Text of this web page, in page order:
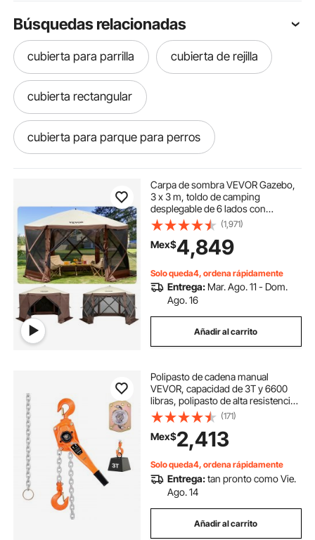
Búsquedas relacionadas
cubierta para parrilla cubierta de rejilla
cubierta rectangular
cubierta para parque para perros
cubierta para corral de gallinero
cubierta de chimenea
cubiertas grandes para gallineros
cubiertas para cocina cubierta chimenea
cubiertas para pontones cubierta de moto
cubierta para camioneta
Carpa de sombra VEVOR Gazebo,
3 x 3 m, toldo de camping
desplegable de 6 lados con
ventanas de malla, bolsa de
transporte portátil, estacas de
tierra, carpas de sombra grandes
para acampar al aire libre, césped y
patio.
(1,971)
Mex$4,849
Solo queda4, ordena rápidamente
Entrega: Mar. Ago. 11 - Dom.
Ago. 16
Añadir al carrito
Polipasto de cadena manual
VEVOR, capacidad de 3T y 6600
libras, polipasto de alta resistencia,
cadena de acero aleado G80 de 20
pies de elevación con freno
mecánico de doble trinquete,
ganchos giratorios de 360°, para
almacén, construcción y garaje.
(171)
Mex$2,413
Solo queda4, ordena rápidamente
Entrega:tan pronto como Vie.
Ago. 14
Añadir al carrito